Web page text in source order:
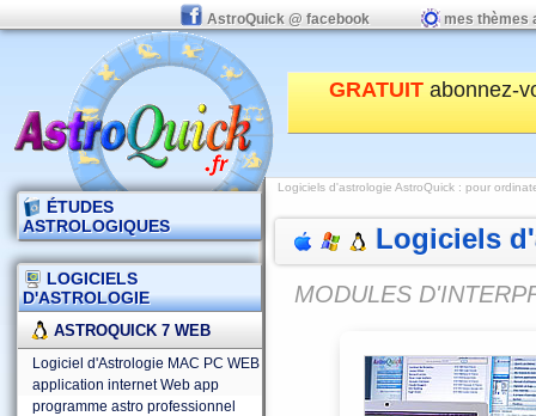
AstroQuick @ facebook mes thèmes
GRATUITabonnez-
ÉTUDES
ASTROLOGIQUES
LOGICIELS
D'ASTROLOGIE
ASTROQUICK 7 WEB
Logiciel d'Astrologie MAC PC WEB
application internet Web app
programme astro professionnel
Logiciels d'astrologie AstroQuick : pour
Logiciels
MODULES